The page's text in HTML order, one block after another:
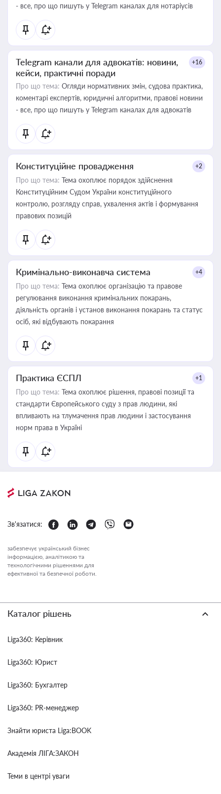
- все, про що пишуть у Telegram каналах для нотаріусів
Telegram канали для адвокатів: новини,
кейси, практичні поради
+16
Про що тема: Огляди нормативних змін, судова практика,
коментарі експертів, юридичні алгоритми, правові новини
- все, про що пишуть у Telegram каналах для адвокатів
Конституційне провадження +2
Про що тема: Тема охоплює порядок здійснення
Конституційним Судом України конституційного
контролю, розгляду справ, ухвалення актів і формування
правових позицій
Кримінально-виконавча система +4
Про що тема: Тема охоплює організацію та правове
регулювання виконання кримінальних покарань,
діяльність органів і установ виконання покарань та статус
осіб, які відбувають покарання
Практика ЄСПЛ +1
Про що тема: Тема охоплює рішення, правові позиції та
стандарти Європейського суду з прав людини, які
впливають на тлумачення прав людини і застосування
норм права в Україні
Зв'язатися:
забезпечує український бізнес
інформацією, аналітикою та
технологічними рішеннями для
ефективної та безпечної роботи.
Каталог рішень
Liga360: Керівник
Liga360: Юрист
Liga360: Бухгалтер
Liga360: PR-менеджер
Знайти юриста Liga:BOOK
Академія ЛІГА:ЗАКОН
Теми в центрі уваги